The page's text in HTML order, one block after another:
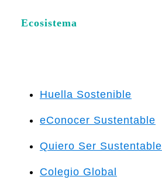
Ecosistema
Huella Sostenible
eConocer Sustentable
Quiero Ser Sustentable
Colegio Global